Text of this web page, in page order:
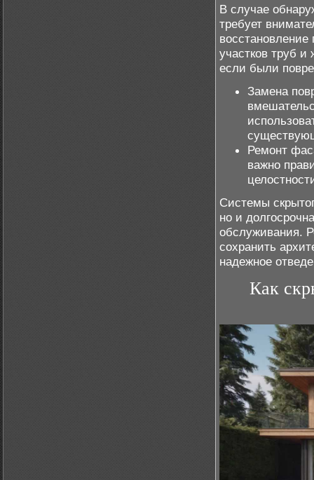
В случае
требует
участков труб и
если были
Замена
Ремонт
важно
Системы
но и
обслуживания.
сохранить
надежное
Как